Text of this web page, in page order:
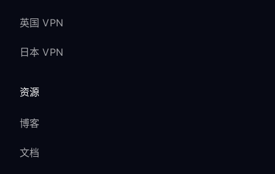
英国 VPN
日本 VPN
资源
博客
文档